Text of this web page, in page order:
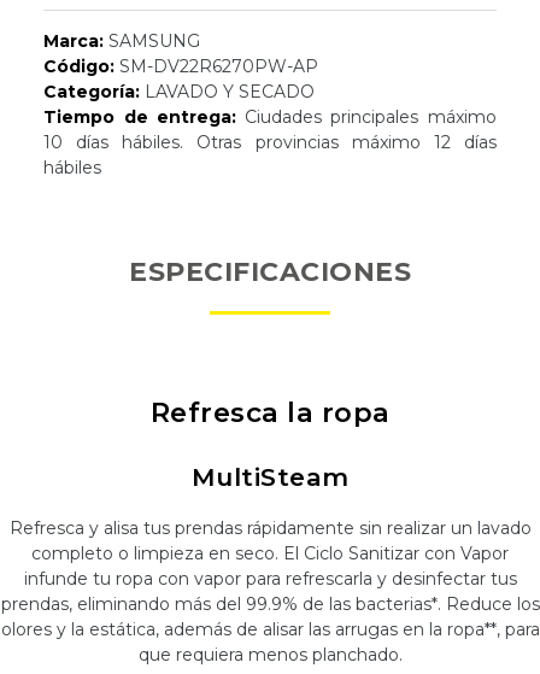
Marca: SAMSUNG
Código: SM-DV22R6270PW-AP
Categoría: LAVADO Y SECADO
Tiempo de entrega:Ciudades principales máximo
10 días hábiles. Otras provincias máximo 12 días
hábiles
ESPECIFICACIONES
Refresca la ropa
MultiSteam
Refresca y alisa tus prendas rápidamente sin realizar un lavado
completo o limpieza en seco. El Ciclo Sanitizar con Vapor
infunde tu ropa con vapor para refrescarla y desinfectar tus
prendas, eliminando más del 99.9% de las bacterias*. Reduce los
olores y la estática, además de alisar las arrugas en la ropa**, para
que requiera menos planchado.